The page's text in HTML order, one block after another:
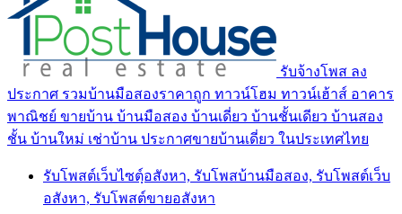
รับจ้างโพส ลง
ประกาศ รวมบ้านมือสองราคาถูก ทาวน์โฮม ทาวน์เฮ้าส์ อาคาร
พาณิชย์ ขายบ้าน บ้านมือสอง บ้านเดี่ยว บ้านชั้นเดียว บ้านสอง
ชั้น บ้านใหม่ เช่าบ้าน ประกาศขายบ้านเดี่ยว ในประเทศไทย
รับโพสต์เว็บไซตฺ์อสังหา, รับโพสบ้านมือสอง, รับโพสต์เว็บ
อสังหา, รับโพสต์ขายอสังหา